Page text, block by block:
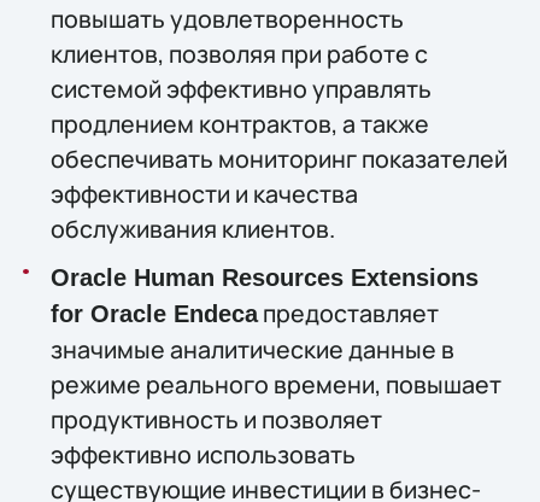
повышать удовлетворенность
клиентов, позволяя при работе с
системой эффективно управлять
продлением контрактов, а также
обеспечивать мониторинг показателей
эффективности и качества
обслуживания клиентов.
Oracle Human Resources Extensions
for Oracle Endecaпредоставляет
значимые аналитические данные в
режиме реального времени, повышает
продуктивность и позволяет
эффективно использовать
существующие инвестиции в бизнес-